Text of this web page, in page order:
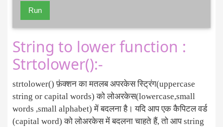
Run
String to lower function :
Strtolower():-
strtolower() फ़ंक्शन का मतलब अपरकेस स्ट्रिंग(uppercase
string or capital words) को लोअरकेस(lowercase,small
words ,small alphabet) में बदलना है। यदि आप एक कैपिटल वर्ड
(capital word) को लोअरकेस में बदलना चाहते हैं, तो आप string